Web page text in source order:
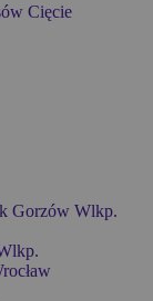
Cięcie
Gorzów Wlkp.